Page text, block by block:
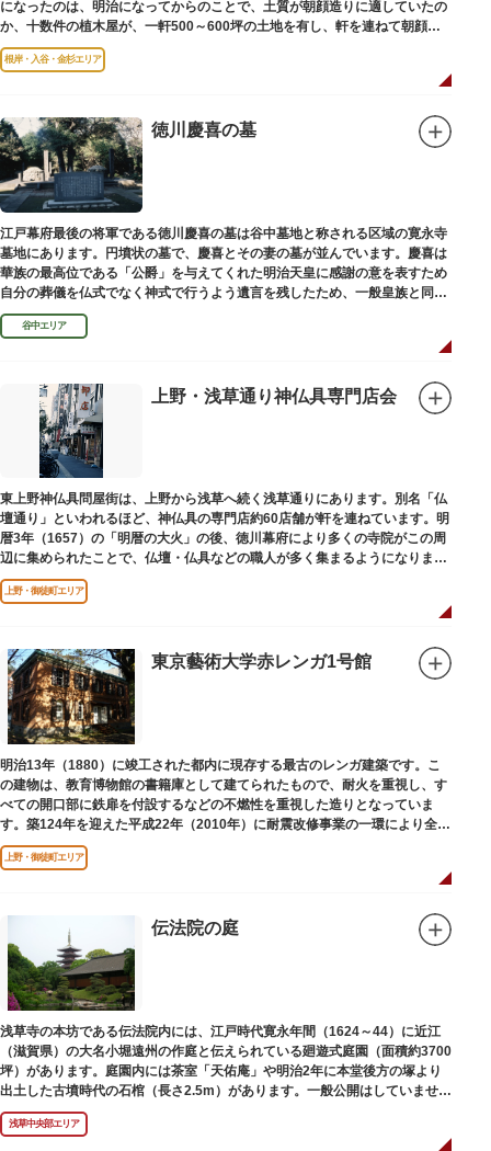
になったのは、明治になってからのことで、土質が朝顔造りに適していたの
か、十数件の植木屋が、一軒500～600坪の土地を有し、軒を連ねて朝顔造
りをはじめました。
根岸・入谷・金杉エリア
徳川慶喜の墓
江戸幕府最後の将軍である徳川慶喜の墓は谷中墓地と称される区域の寛永寺
墓地にあります。円墳状の墓で、慶喜とその妻の墓が並んでいます。慶喜は
華族の最高位である「公爵」を与えてくれた明治天皇に感謝の意を表すため
自分の葬儀を仏式でなく神式で行うよう遺言を残したため、一般皇族と同じ
ような円墳が建てられました。
谷中エリア
上野・浅草通り神仏具専門店会
東上野神仏具問屋街は、上野から浅草へ続く浅草通りにあります。別名「仏
壇通り」といわれるほど、神仏具の専門店約60店舗が軒を連ねています。明
暦3年（1657）の「明暦の大火」の後、徳川幕府により多くの寺院がこの周
辺に集められたことで、仏壇・仏具などの職人が多く集まるようになりまし
た。
上野・御徒町エリア
東京藝術大学赤レンガ1号館
明治13年（1880）に竣工された都内に現存する最古のレンガ建築です。こ
の建物は、教育博物館の書籍庫として建てられたもので、耐火を重視し、す
べての開口部に鉄扉を付設するなどの不燃性を重視した造りとなっていま
す。築124年を迎えた平成22年（2010年）に耐震改修事業の一環により全面
改修が施されました。
上野・御徒町エリア
伝法院の庭
浅草寺の本坊である伝法院内には、江戸時代寛永年間（1624～44）に近江
（滋賀県）の大名小堀遠州の作庭と伝えられている廻遊式庭園（面積約3700
坪）があります。庭園内には茶室「天佑庵」や明治2年に本堂後方の塚より
出土した古墳時代の石棺（長さ2.5m）があります。一般公開はしていません
が、不定期で特別公開されることがあります。
浅草中央部エリア